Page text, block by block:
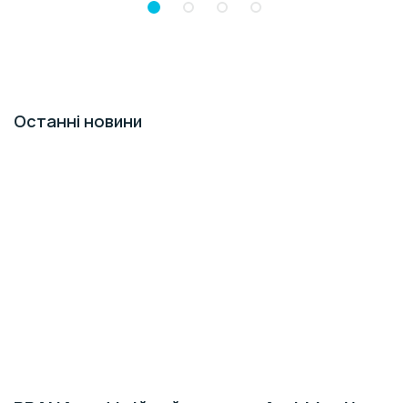
Останні новини